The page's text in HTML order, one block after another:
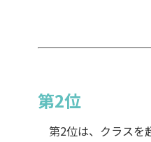
第2位
第2位は、クラスを